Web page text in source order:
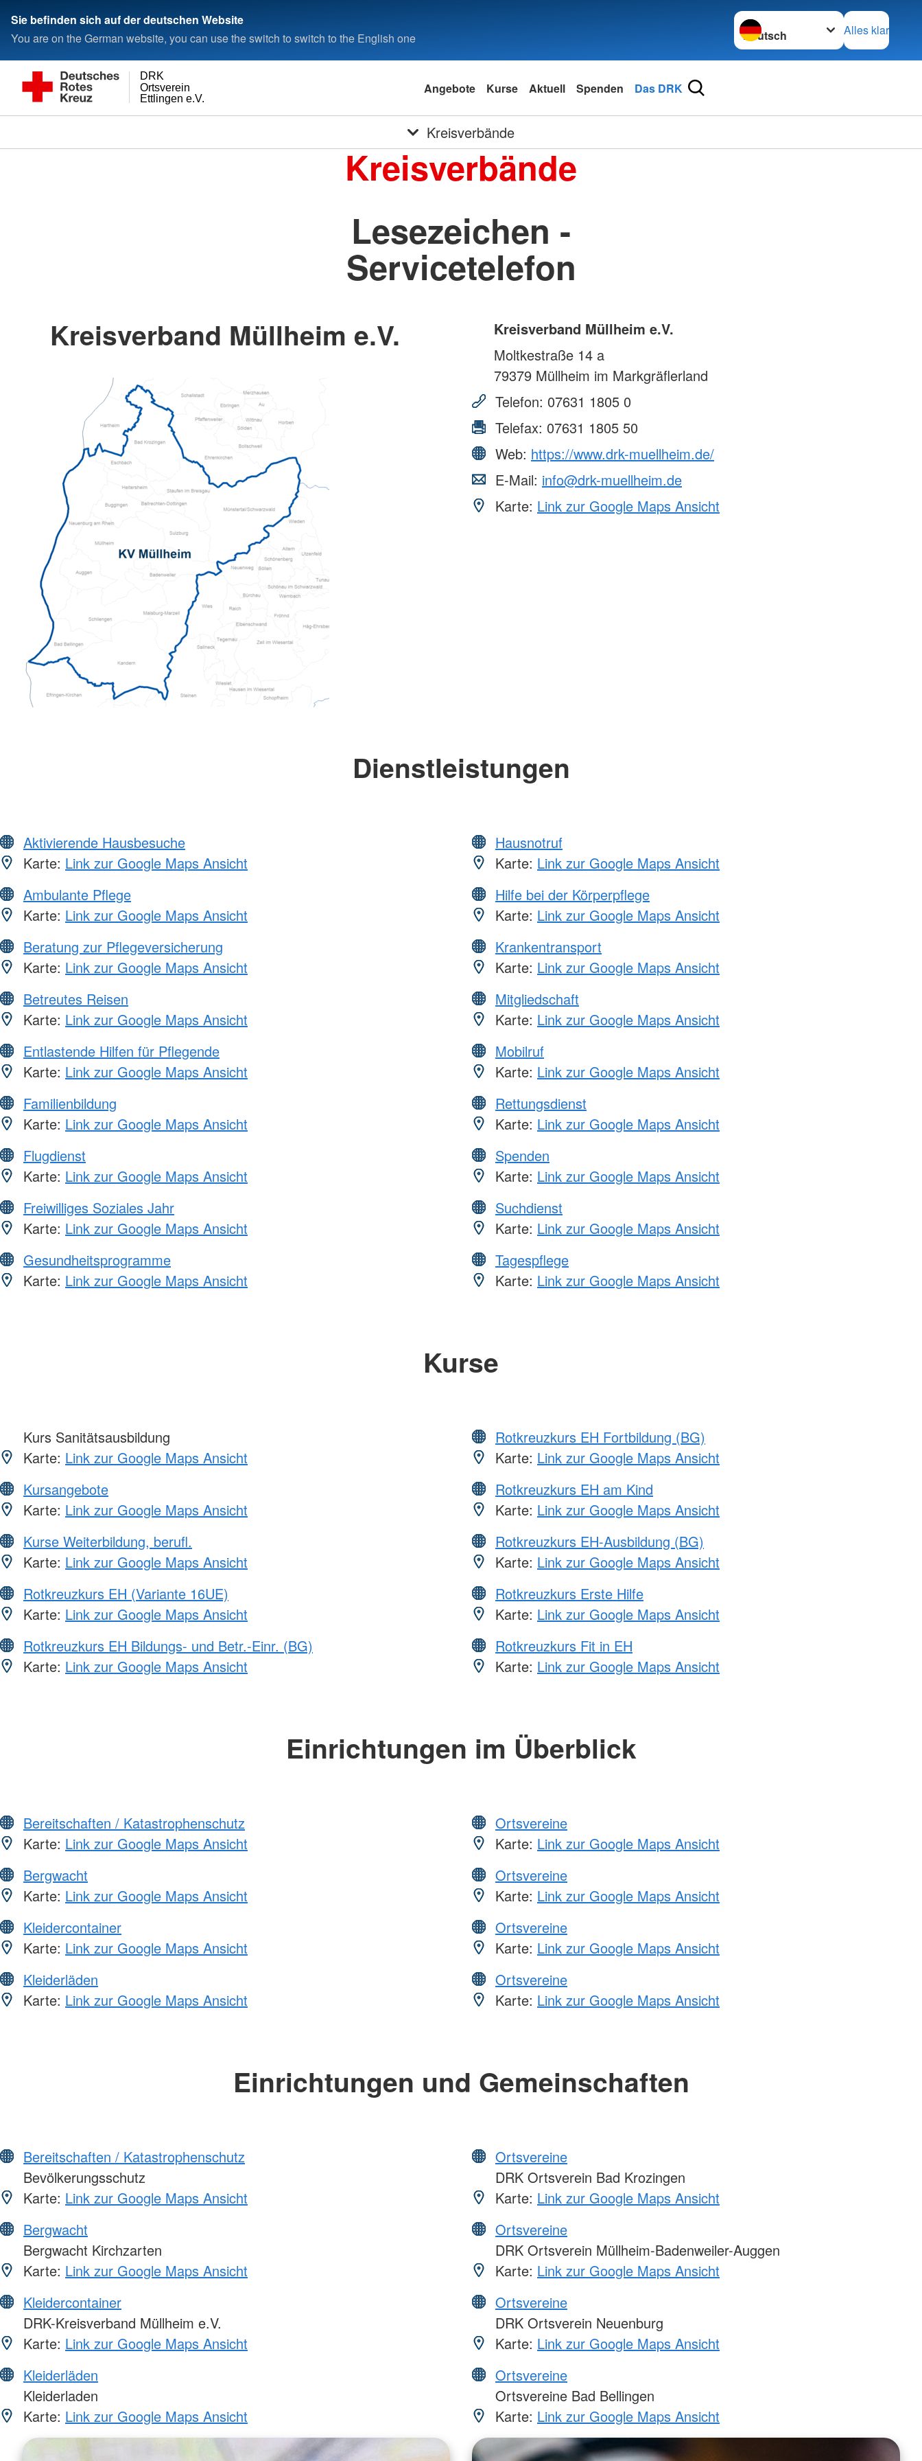
Sie befinden sich auf der deutschen Website
You are on the German website, you can use the switch to switch to the English one
Sprache wechseln zu
Alles klar
Ettlingen e.V.
Ortsverein
DRK
Angebote Kurse Aktuell Spenden Das DRK
Kreisverbände
Kreisverbände
Lesezeichen -
Servicetelefon
Kreisverband Müllheim e.V.
Kreisverband Müllheim e.V.
Moltkestraße 14 a
79379 Müllheim im Markgräflerland
Telefon: 07631 1805 0
Telefax: 07631 1805 50
Web: https://www.drk-muellheim.de/
E-Mail: info@drk-muellheim.de
Karte: Link zur Google Maps Ansicht
Dienstleistungen
Aktivierende Hausbesuche
Karte: Link zur Google Maps Ansicht
Ambulante Pflege
Karte: Link zur Google Maps Ansicht
Beratung zur Pflegeversicherung
Karte: Link zur Google Maps Ansicht
Betreutes Reisen
Karte: Link zur Google Maps Ansicht
Entlastende Hilfen für Pflegende
Karte: Link zur Google Maps Ansicht
Familienbildung
Karte: Link zur Google Maps Ansicht
Flugdienst
Karte: Link zur Google Maps Ansicht
Freiwilliges Soziales Jahr
Karte: Link zur Google Maps Ansicht
Gesundheitsprogramme
Karte: Link zur Google Maps Ansicht
Hausnotruf
Karte: Link zur Google Maps Ansicht
Hilfe bei der Körperpflege
Karte: Link zur Google Maps Ansicht
Krankentransport
Karte: Link zur Google Maps Ansicht
Mitgliedschaft
Karte: Link zur Google Maps Ansicht
Mobilruf
Karte: Link zur Google Maps Ansicht
Rettungsdienst
Karte: Link zur Google Maps Ansicht
Spenden
Karte: Link zur Google Maps Ansicht
Suchdienst
Karte: Link zur Google Maps Ansicht
Tagespflege
Karte: Link zur Google Maps Ansicht
Kurse
Kurs Sanitätsausbildung
Karte: Link zur Google Maps Ansicht
Kursangebote
Karte: Link zur Google Maps Ansicht
Kurse Weiterbildung, berufl.
Karte: Link zur Google Maps Ansicht
Rotkreuzkurs EH (Variante 16UE)
Karte: Link zur Google Maps Ansicht
Rotkreuzkurs EH Bildungs- und Betr.-Einr. (BG)
Karte: Link zur Google Maps Ansicht
Rotkreuzkurs EH Fortbildung (BG)
Karte: Link zur Google Maps Ansicht
Rotkreuzkurs EH am Kind
Karte: Link zur Google Maps Ansicht
Rotkreuzkurs EH-Ausbildung (BG)
Karte: Link zur Google Maps Ansicht
Rotkreuzkurs Erste Hilfe
Karte: Link zur Google Maps Ansicht
Rotkreuzkurs Fit in EH
Karte: Link zur Google Maps Ansicht
Einrichtungen im Überblick
Bereitschaften / Katastrophenschutz
Karte: Link zur Google Maps Ansicht
Bergwacht
Karte: Link zur Google Maps Ansicht
Kleidercontainer
Karte: Link zur Google Maps Ansicht
Kleiderläden
Karte: Link zur Google Maps Ansicht
Ortsvereine
Karte: Link zur Google Maps Ansicht
Ortsvereine
Karte: Link zur Google Maps Ansicht
Ortsvereine
Karte: Link zur Google Maps Ansicht
Ortsvereine
Karte: Link zur Google Maps Ansicht
Einrichtungen und Gemeinschaften
Bereitschaften / Katastrophenschutz
Bevölkerungsschutz
Karte: Link zur Google Maps Ansicht
Bergwacht
Bergwacht Kirchzarten
Karte: Link zur Google Maps Ansicht
Kleidercontainer
DRK-Kreisverband Müllheim e.V.
Karte: Link zur Google Maps Ansicht
Kleiderläden
Kleiderladen
Karte: Link zur Google Maps Ansicht
Ortsvereine
DRK Ortsverein Bad Krozingen
Karte: Link zur Google Maps Ansicht
Ortsvereine
DRK Ortsverein Müllheim-Badenweiler-Auggen
Karte: Link zur Google Maps Ansicht
Ortsvereine
DRK Ortsverein Neuenburg
Karte: Link zur Google Maps Ansicht
Ortsvereine
Ortsvereine Bad Bellingen
Karte: Link zur Google Maps Ansicht